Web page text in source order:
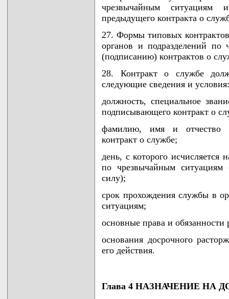
чрезвычайным ситуациям
предыдущего контракта о
27. Формы типовых
органов и подразделений по
(подписанию) контрактов о
28. Контракт о службе
следующие сведения и условия:
должность, специальное
подписывающего контракт о
фамилию, имя и отчество
контракт о службе;
день, с которого исчисляется
по чрезвычайным ситуациям
силу);
срок прохождения службы в
ситуациям;
основные права и
основания досрочного
его действия.
Глава 4 НАЗНАЧЕНИЕ НА